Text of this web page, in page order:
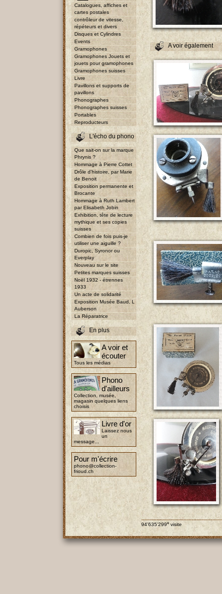
Catalogues, affiches et
cartes postales
contrôleur de vitesse,
répéteurs et divers
Disques et Cylindres
Events
Gramophones
Gramophones Jouets et
jouets pour gramophones
Gramophones suisses
Livre
Pavillons et supports de
pavillons
Phonographes
Phonographes suisses
Portables
Reproducteurs
L'écho du phono
Que sait-on sur la marque
Phrynis ?
Hommage à Pierre Cottet
Drôle d'histoire, par Marie
de Benoit
Exposition permanente et
Brocante
Hommage à Ruth Lambert
par Elisabeth Jobin
Exhibition, tête de lecture
mythique et ses copies
suisses
Combien de fois puis-je
utiliser une aiguille ?
Duropic, Syronor ou
Everplay
Nouveau sur le site
Petites marques suisses
Noël 1932 - étrennes
1933
Un acte de solidarité
Exposition Musée Baud, L
Auberson
La Réparatrice
En plus
A voir et
écouter
Tous les médias
Phono
d'ailleurs
Collection, musée,
magasin quelques liens
choisis
Livre d'or
Laissez nous
un
message...
Pour m'écrire
phono@collection-
frioud.ch
A voir également
94'635'299e visite